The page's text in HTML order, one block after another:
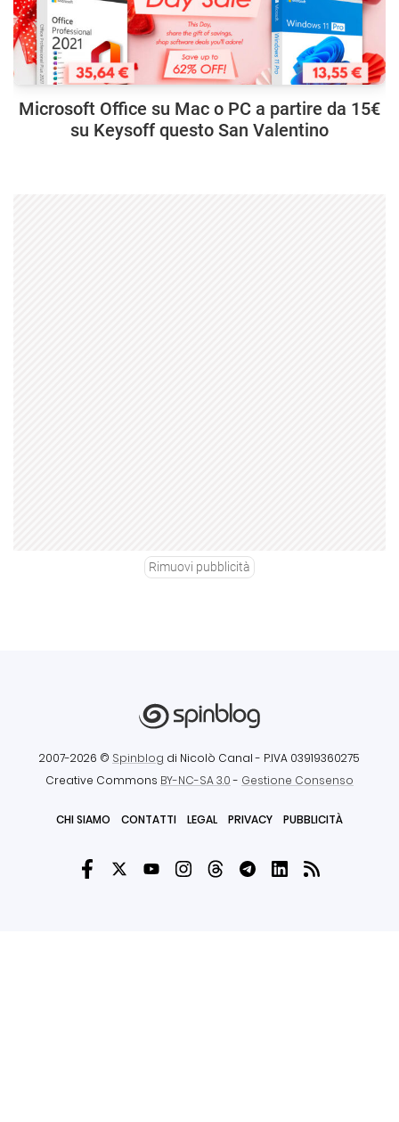
Microsoft Office su Mac o PC a partire da 15€
su Keysoff questo San Valentino
Rimuovi pubblicità
2007-2026 © Spinblog di Nicolò Canal - P.IVA 03919360275
Creative Commons BY-NC-SA 3.0- Gestione Consenso
CHI SIAMO CONTATTI LEGAL PRIVACY PUBBLICITÀ